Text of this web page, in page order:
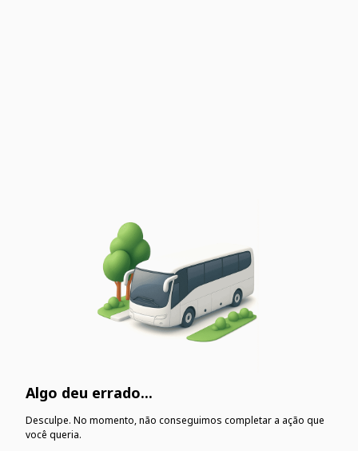
Algo deu errado...
Desculpe. No momento, não conseguimos completar a ação que
você queria.